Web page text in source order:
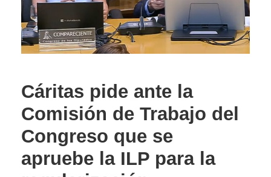
Cáritas pide ante la
Comisión de Trabajo del
Congreso que se
apruebe la ILP para la